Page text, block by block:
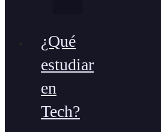
¿Qué
estudiar
en
Tech?